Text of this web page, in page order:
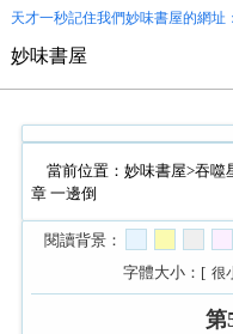
天才一秒記住我們妙味書屋的網址
妙味書屋
當前位置： 妙味書屋>吞噬
章 一邊倒
閱讀背景：
字體大小：[ 很
第